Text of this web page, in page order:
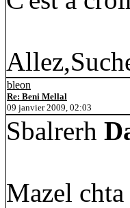
bleon
Re: Beni Mellal
09 janvier 2009, 02:03
Sbalrerh
Mazel